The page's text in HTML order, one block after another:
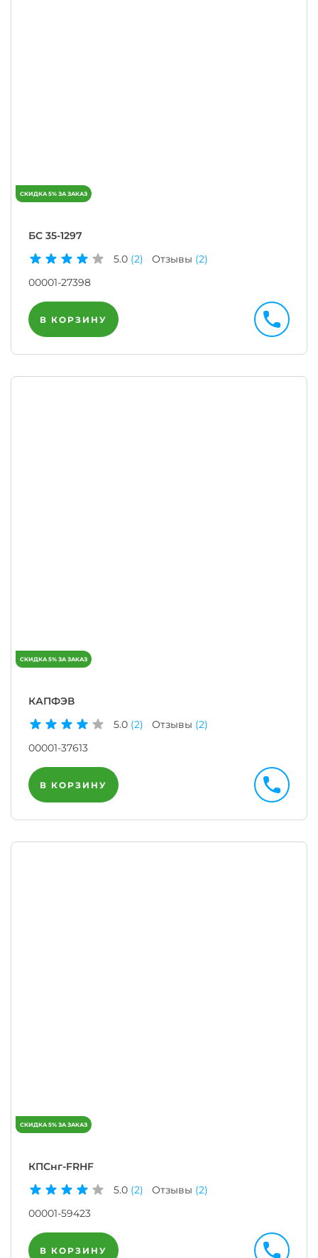
БС 35-1297
5.0 (2) Отзывы (2)
00001-27398
В КОРЗИНУ
КАПФЭВ
5.0 (2) Отзывы (2)
00001-37613
В КОРЗИНУ
КПСнг-FRHF
5.0 (2) Отзывы (2)
00001-59423
В КОРЗИНУ